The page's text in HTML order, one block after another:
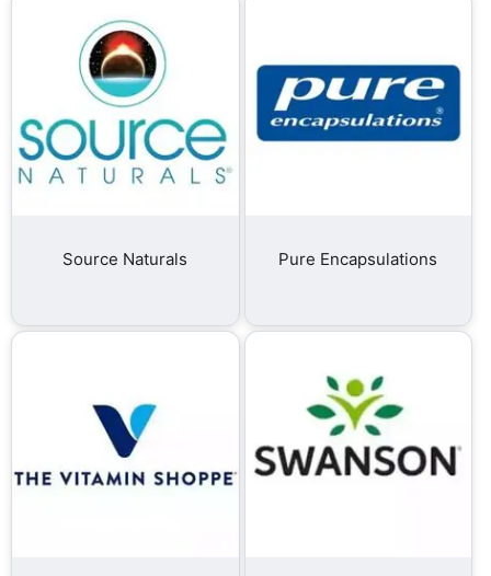
Source Naturals Pure Encapsulations